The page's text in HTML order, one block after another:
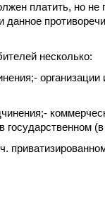
платить, но не
несколько:
организации